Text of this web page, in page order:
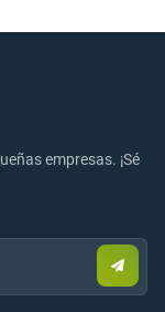
empresas. ¡Sé
para